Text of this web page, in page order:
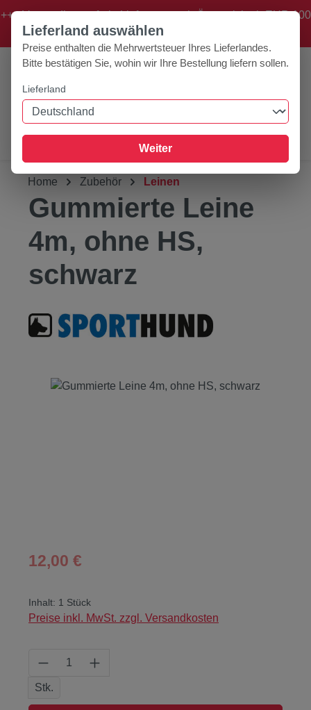
Zum Hauptinhalt springen
+++ Versandkostenfreie Lieferung nach Österreich ab EUR 100
Bestellwert! +++
Du hast 0
Home Zubehör Leinen
Gummierte Leine
4m, ohne HS,
schwarz
Bildergalerie überspringen
Regulärer Preis:
12,00 €
Inhalt: 1 Stück
Preise inkl. MwSt. zzgl. Versandkosten
Produkt Anzahl: Gib den gewünschten
Stk.
Lieferland auswählen
Preise enthalten die Mehrwertsteuer Ihres Lieferlandes.
Bitte bestätigen Sie, wohin wir Ihre Bestellung liefern sollen.
Lieferland
Weiter